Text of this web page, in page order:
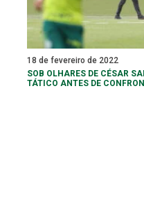
18 de fevereiro de 2022
SOB OLHARES DE CÉSAR
TÁTICO ANTES DE